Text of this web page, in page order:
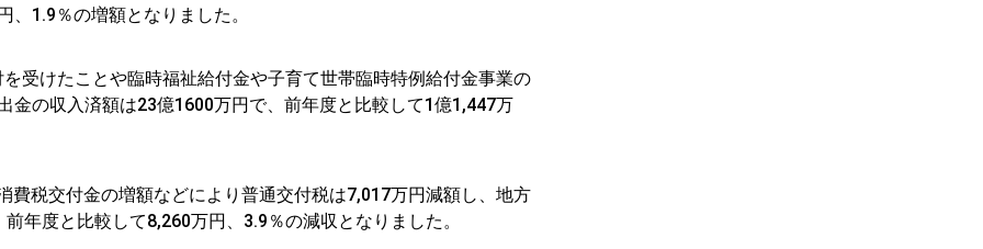
1.9％の増額となりました。
受けたことや臨時福祉給付金や子育て世帯臨時特例給付金事業の
金の収入済額は23億1600万円で、前年度と比較して1億1,447万
税交付金の増額などにより普通交付税は7,017万円減額し、地方
年度と比較して8,260万円、3.9％の減収となりました。